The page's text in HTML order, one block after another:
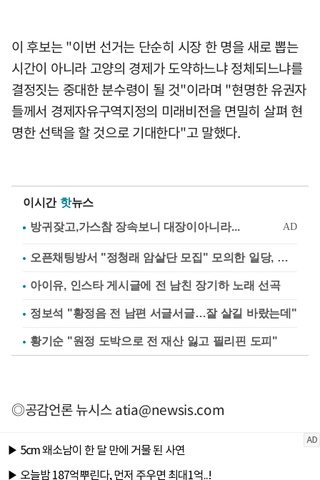
이 후보는 "이번 선거는 단순히 시장 한 명을 새로 뽑는
시간이 아니라 고양의 경제가 도약하느냐 정체되느냐를
결정짓는 중대한 분수령이 될 것"이라며 "현명한 유권자
들께서 경제자유구역지정의 미래비전을 면밀히 살펴 현
명한 선택을 할 것으로 기대한다"고 말했다.
이시간 핫뉴스
오픈채팅방서 "정청래 암살단 모집" 모의한 일당, 불구속 송치
아이유, 인스타 게시글에 전 남친 장기하 노래 선곡
정보석 "황정음 전 남편 서글서글…잘 살길 바랐는데"
황기순 "원정 도박으로 전 재산 잃고 필리핀 도피"
◎공감언론 뉴시스atia@newsis.com